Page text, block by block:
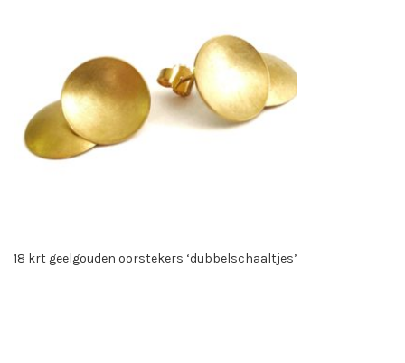
18 krt geelgouden oorstekers ‘dubbelschaaltjes’